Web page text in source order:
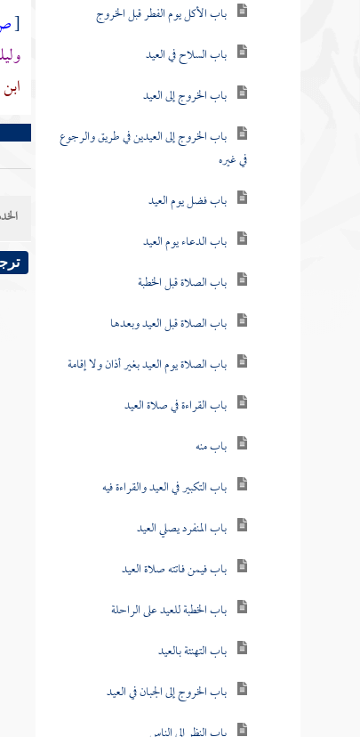
باب الأكل يوم الفطر قبل الخروج
باب السلاح في العيد
باب الخروج إلى العيد
باب الخروج إلى العيدين في طريق والرجوع
في غيره
باب فضل يوم العيد
باب الدعاء يوم العيد
باب الصلاة قبل الخطبة
باب الصلاة قبل العيد وبعدها
باب الصلاة يوم العيد بغير أذان ولا إقامة
باب القراءة في صلاة العيد
باب منه
باب التكبير في العيد والقراءة فيه
باب المنفرد يصلي العيد
باب فيمن فاتته صلاة العيد
باب الخطبة للعيد على الراحلة
باب التهنئة بالعيد
باب الخروج إلى الجبان في العيد
[